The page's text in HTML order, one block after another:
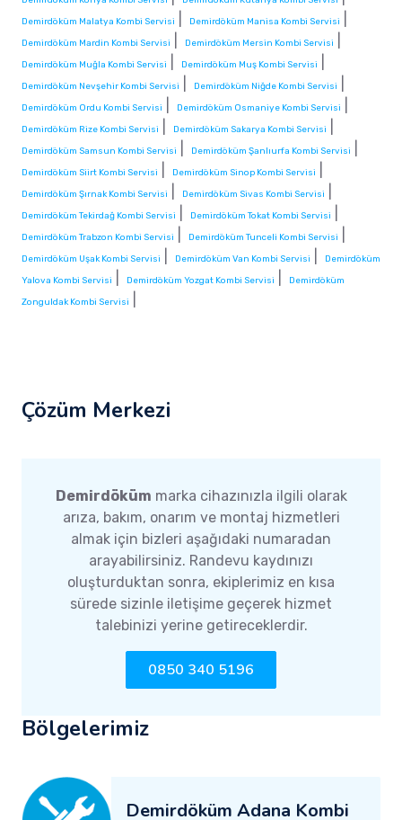
Demirdöküm Malatya Kombi Servisi Demirdöküm Manisa Kombi Servisi
Demirdöküm Mardin Kombi Servisi Demirdöküm Mersin Kombi Servisi
Demirdöküm Muğla Kombi Servisi Demirdöküm Muş Kombi Servisi
Demirdöküm Nevşehir Kombi Servisi Demirdöküm Niğde Kombi Servisi
Demirdöküm Ordu Kombi Servisi Demirdöküm Osmaniye Kombi Servisi
Demirdöküm Rize Kombi Servisi Demirdöküm Sakarya Kombi Servisi
Demirdöküm Samsun Kombi Servisi Demirdöküm Şanlıurfa Kombi Servisi
Demirdöküm Siirt Kombi Servisi Demirdöküm Sinop Kombi Servisi
Demirdöküm Şırnak Kombi Servisi Demirdöküm Sivas Kombi Servisi
Demirdöküm Tekirdağ Kombi Servisi Demirdöküm Tokat Kombi Servisi
Demirdöküm Trabzon Kombi Servisi Demirdöküm Tunceli Kombi Servisi
Demirdöküm Uşak Kombi Servisi Demirdöküm Van Kombi Servisi
Demirdöküm
Yalova Kombi Servisi
Demirdöküm Yozgat Kombi Servisi
Demirdöküm
Zonguldak Kombi Servisi
Çözüm Merkezi
Demirdöküm marka cihazınızla ilgili olarak
arıza, bakım, onarım ve montaj hizmetleri
almak için bizleri aşağıdaki numaradan
arayabilirsiniz. Randevu kaydınızı
oluşturduktan sonra, ekiplerimiz en kısa
sürede sizinle iletişime geçerek hizmet
talebinizi yerine getireceklerdir.
0850 340 5196
Bölgelerimiz
Demirdöküm Adana Kombi